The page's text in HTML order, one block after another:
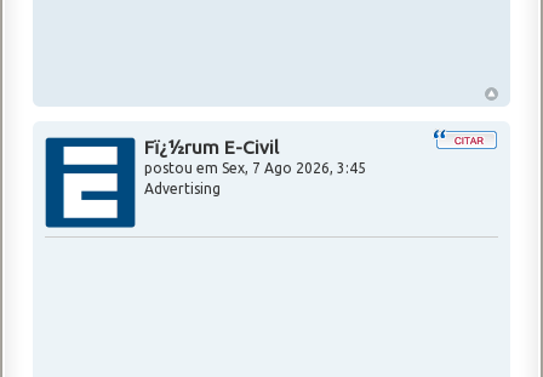
Fï¿½rum E-Civil
postou em Sex, 7 Ago 2026, 3:45
Advertising